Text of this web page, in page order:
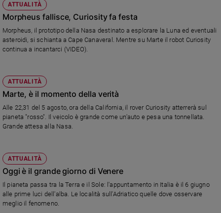
ATTUALITÀ
Morpheus fallisce, Curiosity fa festa
Morpheus, il prototipo della Nasa destinato a esplorare la Luna ed eventuali
asteroidi, si schianta a Cape Canaveral. Mentre su Marte il robot Curiosity
continua a incantarci (VIDEO).
ATTUALITÀ
Marte, è il momento della verità
Alle 22,31 del 5 agosto, ora della California, il rover Curiosity atterrerà sul
pianeta "rosso". Il veicolo è grande come un'auto e pesa una tonnellata.
Grande attesa alla Nasa.
ATTUALITÀ
Oggi è il grande giorno di Venere
Il pianeta passa tra la Terra e il Sole: l'appuntamento in Italia è il 6 giugno
alle prime luci dell'alba. Le località sull'Adriatico quelle dove osservare
meglio il fenomeno.